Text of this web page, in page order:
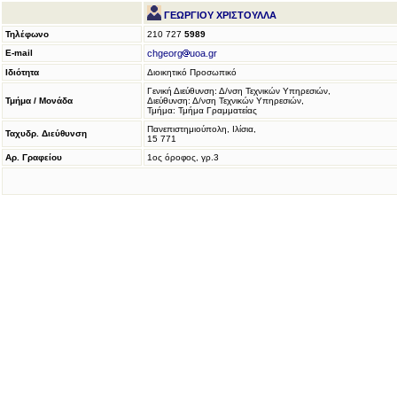
ΓΕΩΡΓΙΟΥ ΧΡΙΣΤΟΥΛΛΑ
Τηλέφωνο 210 727 5989
E-mail
chgeorg uoa.gr
Ιδιότητα Διοικητικό Προσωπικό
Τμήμα / Μονάδα
Γενική Διεύθυνση: Δ/νση Τεχνικών Υπηρεσιών,
Διεύθυνση: Δ/νση Τεχνικών Υπηρεσιών,
Τμήμα: Τμήμα Γραμματείας
Ταχυδρ. Διεύθυνση
Πανεπιστημιούπολη, Ιλίσια,
15 771
Αρ. Γραφείου
1ος όροφος, γρ.3